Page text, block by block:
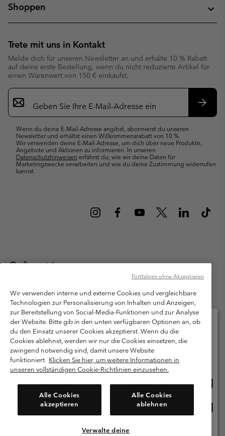
Shoppen
Trete mit uns in Kontakt
Melde dich für unseren Newsletter an und erhalte 10 % Rabatt
auf deine erste Bestellung, wenn du nicht reduzierte Artikel für
einen Warenwert von 150 € einkaufst.
Newsletter-
Anmeldung
Wenn du deine E-Mail-Adresse angibst, abonnierst du unseren
Newsletter und erhältst einen Willkommensrabatt von 10 %.
Wir verwenden deine E-Mail-Adresse, um dich über neue Produkte,
Angebote und Aktionen zu informieren. In unseren
Datenschutzhinweisen erfährst du, wie wir deine Daten für
Marketingzwecke verarbeiten und wie du deine Zustimmung widerrufen
kannst.
Österreich
Columbia Sportswear Austria GmbH. Moosfeldstraße 1, 5101
Bergheim, Salzburg Österreich. Alle Rechte vorbehalten.
Nutzungsbedingungen
Allgemeine Verkaufsbedingungen
Garantie
Datenschutzerklärung
Bestimmungen und Bedingungen des Mitglieder Programms
Nutzungsbedingungen Für Nutzergenerierte Inhalte
Cookies
Kundenservice: Mo- Fr. 9:00 - 13:00 & 14:00- 18:00 Uhr
(+)43720880525
Wir verwenden interne und externe Cookies und vergleichbare
Technologien zur Personalisierung von Inhalten und Anzeigen,
zur Bereitstellung von Social-Media-Funktionen und zur Analyse
der Website. Bitte gib in den unten verfügbaren Optionen an, ob
du den Einsatz unserer Cookies akzeptierst. Wenn du die
Cookies ablehnst, werden wir nur die Cookies einsetzen, die
zwingend notwendig sind, damit unsere Website
funktioniert. Klicken Sie hier, um weitere Informationen in
unseren vollständigen Cookie-Richtlinien einzusehen.
Alle Cookies
akzeptieren
Alle Cookies
ablehnen
Verwalte deine
Fortfahren ohne Akzeptieren
Bitte wählen Sie Ihr Lieferland und Ihre Sprache
Online-Einkauf verfügbar
Österreich